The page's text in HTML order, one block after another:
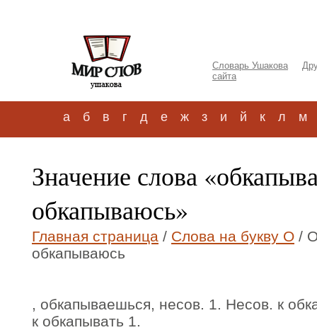
Словарь Ушакова
сайта
а б в г д е ж з и й к л м
Значение слова
обкапываюсь»
Главная страница / Слова на букву О /
обкапываюсь
, обкапываешься, несов. 1. Несов. к
к обкапывать 1.